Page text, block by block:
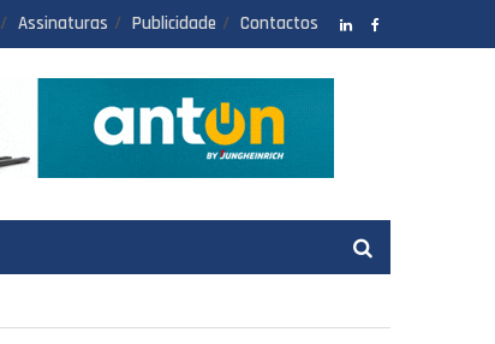
Assinaturas Publicidade Contactos